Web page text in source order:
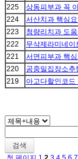
225
상동피부과 꼭
224
서산치과 핵심
223
청량리치과 도
222
무삭제라미네이
221
서면피부과 핵
220
공중밀집장소추
219
아고다할인코드
검색